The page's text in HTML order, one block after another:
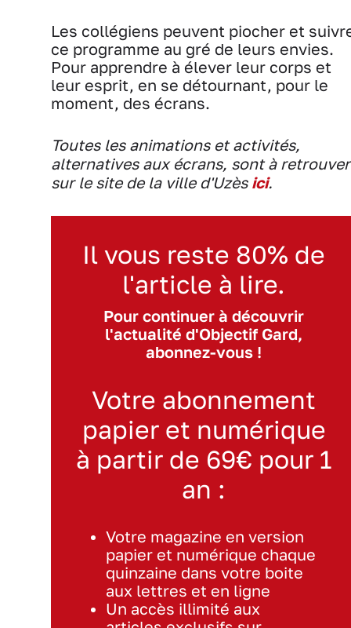
Les collégiens peuvent piocher et
ce programme au gré de leurs envies.
Pour apprendre à élever leur corps et
leur esprit, en se détournant, pour le
moment, des écrans.
Toutes les animations et activités,
alternatives aux écrans, sont à retrouver
sur le site de la ville d'Uzès ici.
Il vous reste 80% de
l'article à lire.
Pour continuer à découvrir
l'actualité d'Objectif Gard,
abonnez-vous !
Votre abonnement
papier et numérique
à partir de 69€ pour 1
an :
Votre magazine en version
papier et numérique chaque
quinzaine dans votre boite
aux lettres et en ligne
Un accès illimité aux